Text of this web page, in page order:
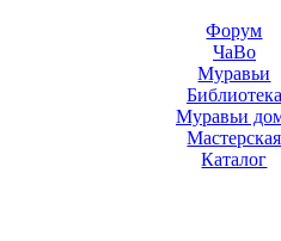
Форум
ЧаВо
Муравьи
Библиотека
Муравьи
Мастерская
Каталог